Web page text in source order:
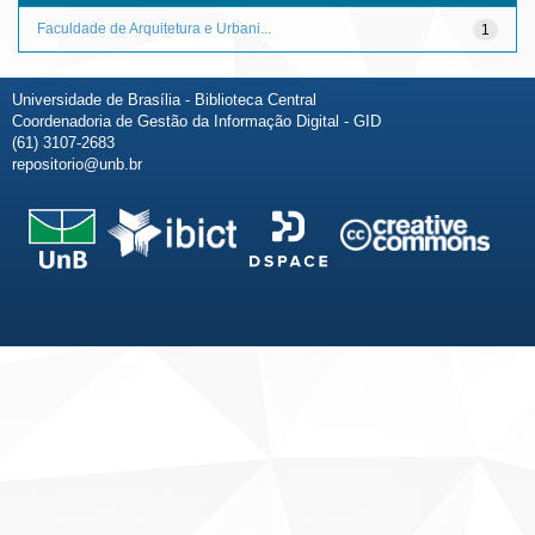
1
Faculdade de Arquitetura e Urbani...
Universidade de Brasília - Biblioteca Central
Coordenadoria de Gestão da Informação Digital - GID
(61) 3107-2683
repositorio@unb.br